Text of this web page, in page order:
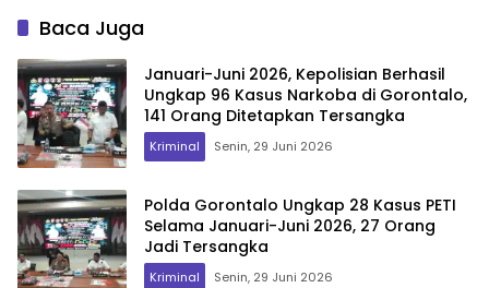
Baca Juga
Januari-Juni 2026, Kepolisian Berhasil
Ungkap 96 Kasus Narkoba di Gorontalo,
141 Orang Ditetapkan Tersangka
Kriminal Senin, 29 Juni 2026
Polda Gorontalo Ungkap 28 Kasus PETI
Selama Januari-Juni 2026, 27 Orang
Jadi Tersangka
Kriminal Senin, 29 Juni 2026